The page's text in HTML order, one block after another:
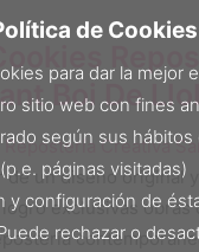
Boi De
Repostería Creativa
de un diseño original
logro exclusivas obras
de Cookies
para dar la mejor
sitio web con fines
según sus hábitos
(p.e. páginas visitadas)
y configuración de
Puede rechazar o